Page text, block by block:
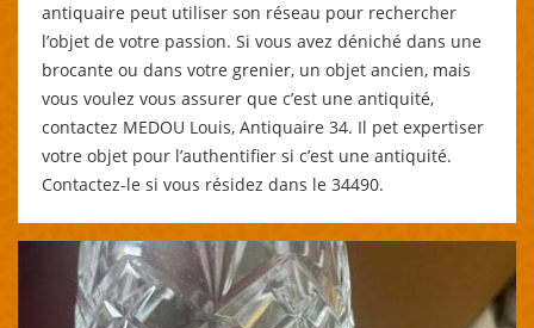
antiquaire peut utiliser son réseau pour rechercher
l’objet de votre passion. Si vous avez déniché dans une
brocante ou dans votre grenier, un objet ancien, mais
vous voulez vous assurer que c’est une antiquité,
contactez MEDOU Louis, Antiquaire 34. Il pet expertiser
votre objet pour l’authentifier si c’est une antiquité.
Contactez-le si vous résidez dans le 34490.